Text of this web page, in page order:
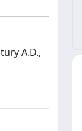
A.D.,